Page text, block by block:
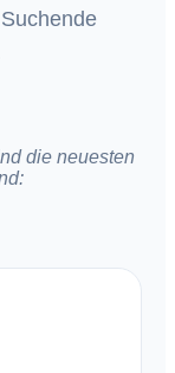
die neuesten